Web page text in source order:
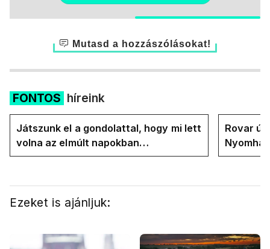
Mutasd a hozzászólásokat!
FONTOS híreink
Játszunk el a gondolattal, hogy mi lett
volna az elmúlt napokban
rezsicsökkentés nélkül
Rovar
hűtőket
Ezeket is ajánljuk: